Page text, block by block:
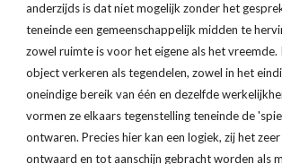
anderzijds is dat niet mogelijk zonder het
teneinde een gemeenschappelijk midden te
zowel ruimte is voor het eigene als het vreemde.
object verkeren als tegendelen, zowel in het
oneindige bereik van één en dezelfde
vormen ze elkaars tegenstelling teneinde de
ontwaren. Precies hier kan een logiek, zij het
ontwaard en tot aanschijn gebracht worden als